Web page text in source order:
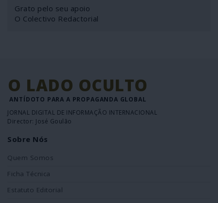
Grato pelo seu apoio
O Colectivo Redactorial
O LADO OCULTO
ANTÍDOTO PARA A PROPAGANDA GLOBAL
JORNAL DIGITAL DE INFORMAÇÃO INTERNACIONAL
Director: José Goulão
Sobre Nós
Quem Somos
Ficha Técnica
Estatuto Editorial